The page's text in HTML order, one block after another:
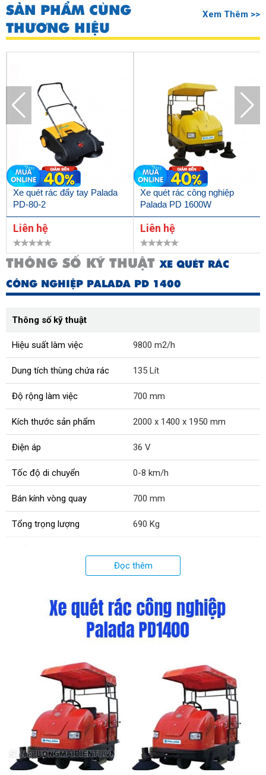
SẢN PHẨM CÙNG
THƯƠNG HIỆU
Xem Thêm >>
Xe quét rác đẩy tay Palada
PD-80-2
Liên hệ
Xe quét rác công nghiệp
Palada PD 1600W
Liên hệ
THÔNG SỐ KỸ THUẬTXE QUÉT RÁC
CÔNG NGHIỆP PALADA PD 1400
Thông số kỹ thuật
Hiệu suất làm việc 9800 m2/h
Dung tích thùng chứa rác 135 Lít
Độ rộng làm việc 700 mm
Kích thước sản phẩm 2000 x 1400 x 1950 mm
Điện áp 36 V
Tốc độ di chuyển 0-8 km/h
Bán kính vòng quay 700 mm
Tổng trọng lượng 690 Kg
Thời gian làm việc liên tục 3 - 5h
Đọc thêm